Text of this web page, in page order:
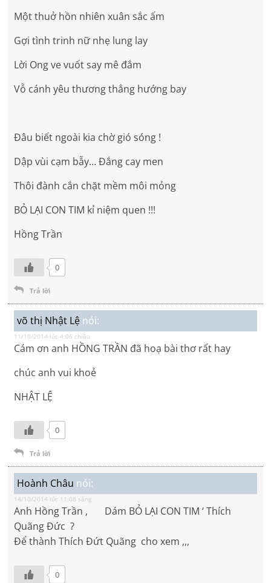
Một thuở hồn nhiên xuân sắc ấm
Gợi tình trinh nữ nhẹ lung lay
Lời Ong ve vuốt say mê đắm
Vỗ cánh yêu thương thẳng hướng bay
Đâu biết ngoài kia chờ gió sóng !
Dập vùi cạm bẫy… Đắng cay men
Thôi đành cắn chặt mềm môi mỏng
BỎ LẠI CON TIM kỉ niệm quen !!!
Hồng Trần
0
Trả lời
võ thị Nhật Lệ nói:
11/10/2014 lúc 4:06 chiều
Cám ơn anh HỒNG TRẦN đã hoạ bài thơ rất hay
chúc anh vui khoẻ
NHẬT LỆ
0
Trả lời
Hoành Châu nói:
14/10/2014 lúc 11:08 sáng
Anh Hồng Trần , Dám BỎ LẠI CON TIM ‘ Thích
Quãng Đức ?
Để thành Thích Đứt Quãng cho xem ,,,
0